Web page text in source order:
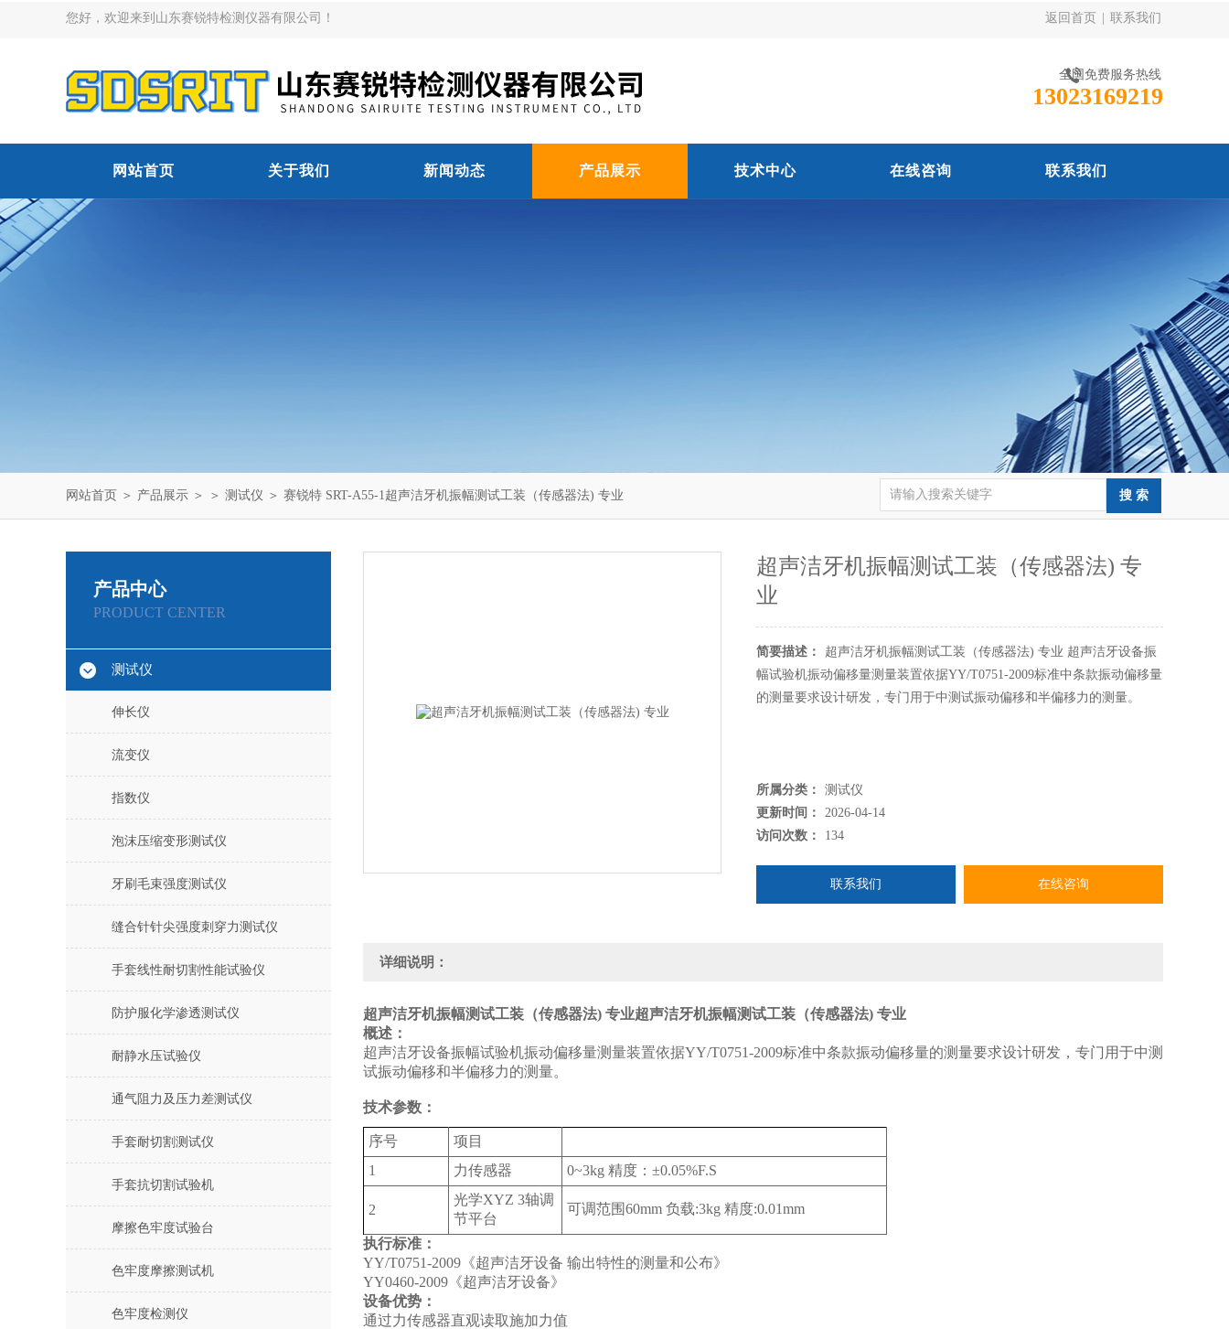
您好，欢迎来到山东赛锐特检测仪器有限公司！ 返回首页 联系我们
全国免费服务热线
13023169219
网站首页 关于我们 新闻动态 产品展示 技术中心 在线咨询 联系我们
网站首页 ＞ 产品展示 ＞ ＞ 测试仪 ＞ 赛锐特 SRT-A55-1超声洁牙机振幅测试工装（传感器法) 专业
产品中心
PRODUCT CENTER
测试仪
伸长仪
流变仪
指数仪
泡沫压缩变形测试仪
牙刷毛束强度测试仪
缝合针针尖强度刺穿力测试仪
手套线性耐切割性能试验仪
防护服化学渗透测试仪
耐静水压试验仪
通气阻力及压力差测试仪
手套耐切割测试仪
手套抗切割试验机
摩擦色牢度试验台
色牢度摩擦测试机
色牢度检测仪
超声洁牙机振幅测试工装（传感器法) 专
业
简要描述：
超声洁牙机振幅测试工装（传感器法) 专业 超声洁牙设备振
幅试验机振动偏移量测量装置依据YY/T0751-2009标准中条款振动偏移量
的测量要求设计研发，专门用于中测试振动偏移和半偏移力的测量。
所属分类：
测试仪
更新时间：
2026-04-14
访问次数：
134
联系我们 在线咨询
详细说明：
超声洁牙机振幅测试工装（传感器法) 专业超声洁牙机振幅测试工装（传感器法) 专业
概述：
超声洁牙设备振幅试验机振动偏移量测量装置依据YY/T0751-2009标准中条款振动偏移量的测量要求设计研发，专门用于中测
试振动偏移和半偏移力的测量。
技术参数：
序号
项目
1
力传感器 0~3kg 精度：±0.05%F.S
2
光学XYZ 3轴调
节平台
可调范围60mm 负载:3kg 精度:0.01mm
执行标准：
YY/T0751-2009《超声洁牙设备 输出特性的测量和公布》
YY0460-2009《超声洁牙设备》
设备优势：
通过力传感器直观读取施加力值